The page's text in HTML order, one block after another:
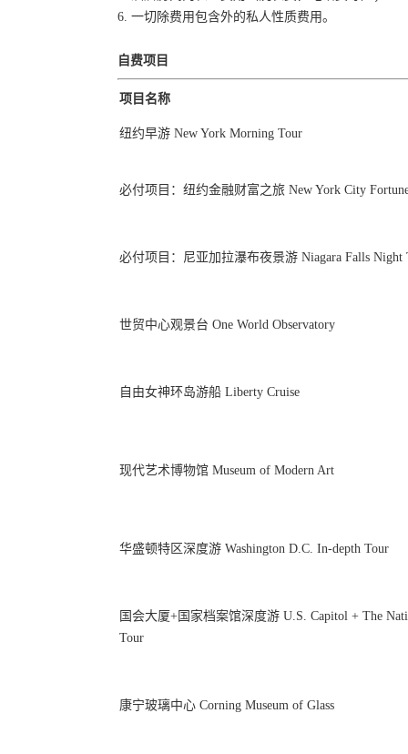
6. 一切除费用包含外的私人性质费用。
自费项目
项目名称
纽约早游 New York Morning Tour
必付项目：纽约金融财富之旅 New York City
必付项目：尼亚加拉瀑布夜景游 Niagara Falls Night
世贸中心观景台 One World Observatory
自由女神环岛游船 Liberty Cruise
现代艺术博物馆 Museum of Modern Art
华盛顿特区深度游 Washington D.C. In-depth Tour
国会大厦+国家档案馆深度游 U.S. Capitol + The
Tour
康宁玻璃中心 Corning Museum of Glass